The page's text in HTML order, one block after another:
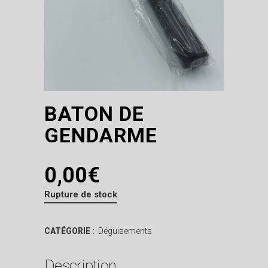
BATON DE
GENDARME
0,00€
Rupture de stock
CATÉGORIE : Déguisements